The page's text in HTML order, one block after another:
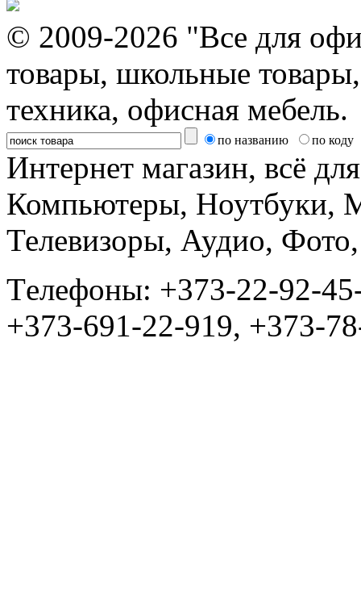
© 2009-2026 "Все для
товары, школьные
техника, офисная мебель.
по названию по коду
Интернет магазин, всё
Компьютеры, Ноутбуки,
Телевизоры, Аудио,
Tелефоны: +373-22-92-
+373-691-22-919, +373-